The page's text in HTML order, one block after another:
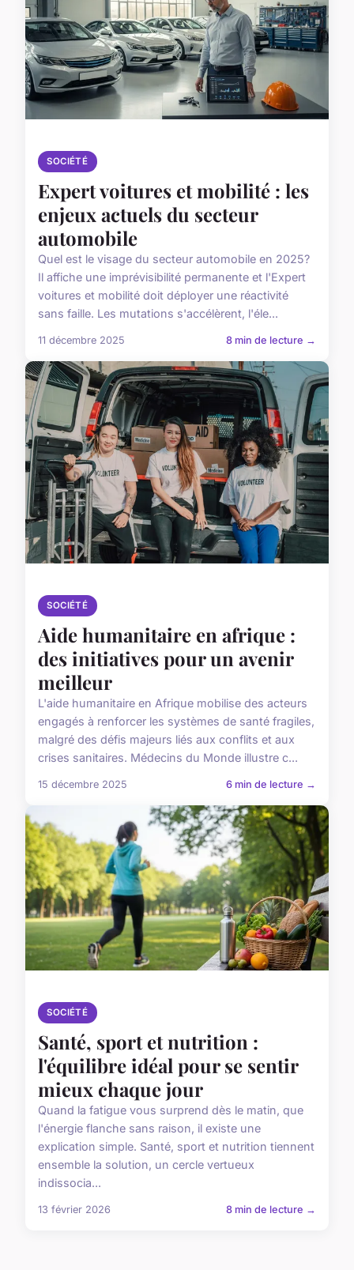
SOCIÉTÉ
Expert voitures et mobilité : les
enjeux actuels du secteur
automobile
Quel est le visage du secteur automobile en 2025?
Il affiche une imprévisibilité permanente et l'Expert
voitures et mobilité doit déployer une réactivité
sans faille. Les mutations s'accélèrent, l'éle...
11 décembre 2025 8 min de lecture →
SOCIÉTÉ
Aide humanitaire en afrique :
des initiatives pour un avenir
meilleur
L'aide humanitaire en Afrique mobilise des acteurs
engagés à renforcer les systèmes de santé fragiles,
malgré des défis majeurs liés aux conflits et aux
crises sanitaires. Médecins du Monde illustre c...
15 décembre 2025 6 min de lecture →
SOCIÉTÉ
Santé, sport et nutrition :
l'équilibre idéal pour se sentir
mieux chaque jour
Quand la fatigue vous surprend dès le matin, que
l'énergie flanche sans raison, il existe une
explication simple. Santé, sport et nutrition tiennent
ensemble la solution, un cercle vertueux
indissocia...
13 février 2026 8 min de lecture →